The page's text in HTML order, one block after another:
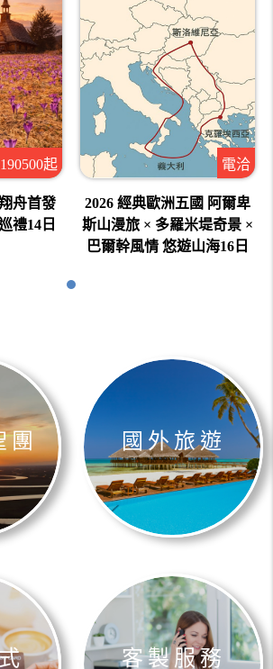
起
舟首發
禮14日
電洽
2026 經典歐洲五國 阿爾卑
斯山漫旅 × 多羅米堤奇景 ×
巴爾幹風情 悠遊山海16日
團 國外旅遊
客製服務